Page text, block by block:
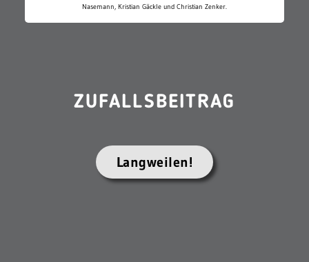
Nasemann, Kristian Gäckle und Christian Zenker.
ZUFALLSBEITRAG
Langweilen!